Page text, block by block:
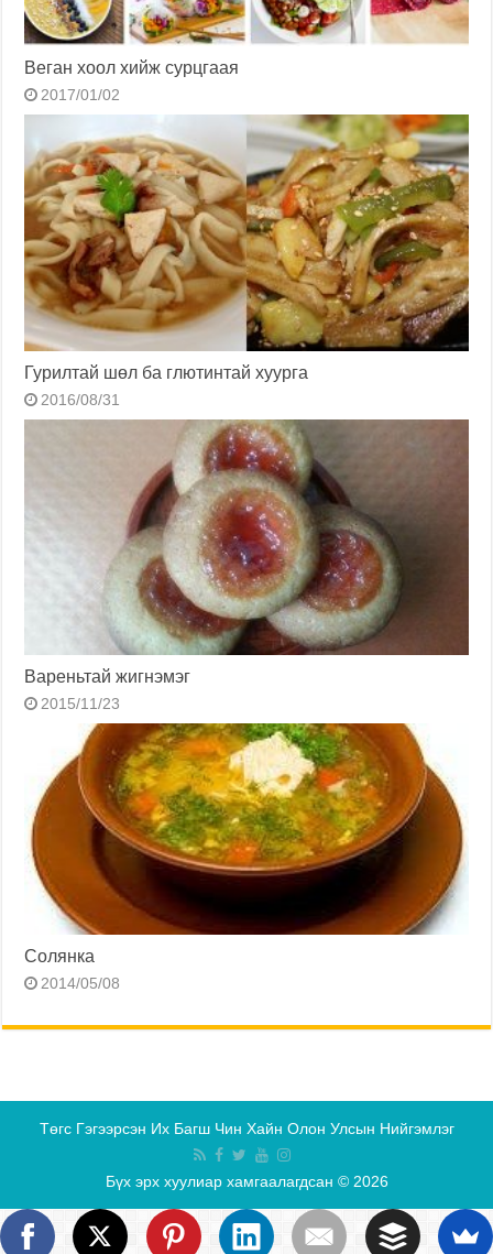
Веган хоол хийж сурцгаая
2017/01/02
Гурилтай шөл ба глютинтай хуурга
2016/08/31
Вареньтай жигнэмэг
2015/11/23
Солянка
2014/05/08
Төгс Гэгээрсэн Их Багш Чин Хайн Олон Улсын Нийгэмлэг
Бүх эрх хуулиар хамгаалагдсан © 2026